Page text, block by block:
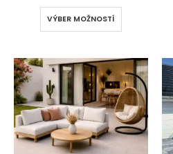
VÝBER MOŽNOSTÍ